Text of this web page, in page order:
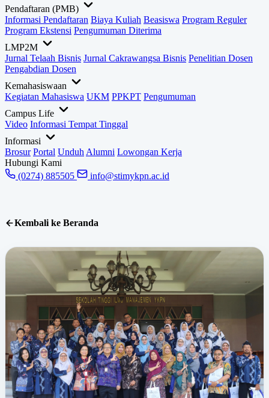
Pendaftaran (PMB)
Informasi Pendaftaran Biaya Kuliah Beasiswa Program Reguler
Program Ekstensi Pengumuman Diterima
LMP2M
Jurnal Telaah Bisnis Jurnal Cakrawangsa Bisnis Penelitian Dosen
Pengabdian Dosen
Kemahasiswaan
Kegiatan Mahasiswa UKM PPKPT Pengumuman
Campus Life
Video Informasi Tempat Tinggal
Informasi
Brosur Portal Unduh Alumni Lowongan Kerja
Hubungi Kami
(0274) 885505
info@stimykpn.ac.id
Kembali ke Beranda